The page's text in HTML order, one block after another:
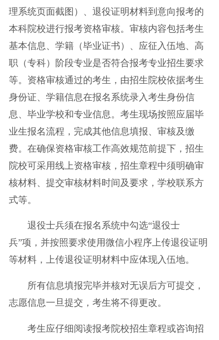
理系统页面截图）、退役证明材料到意向报考的
本科院校进行报考资格审核。审核内容包括考生
基本信息、学籍（毕业证书）、应征入伍地、高
职（专科）阶段专业是否符合报考专业招生要求
等。资格审核通过的考生，由招生院校依据考生
身份证、学籍信息在报名系统录入考生身份信
息、毕业学校和专业信息。考生现场按照应届毕
业生报名流程，完成其他信息填报、审核及缴
费。在确保资格审核工作高效规范前提下，招生
院校可采用线上资格审核，招生章程中须明确审
核材料、提交审核材料时间及要求，学校联系方
式等。
退役士兵须在报名系统中勾选“退役士
兵”项，并按照要求使用微信小程序上传退役证明
等材料，上传退役证明材料中应体现入伍地。
所有信息填报完毕并核对无误后方可提交，
志愿信息一旦提交，考生将不得更改。
考生应仔细阅读报考院校招生章程或咨询招